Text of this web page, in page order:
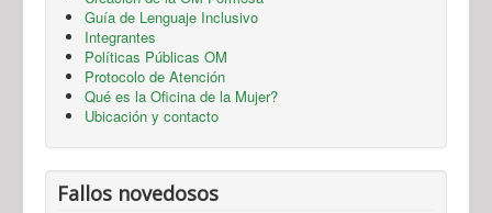
Guía de Lenguaje Inclusivo
Integrantes
Políticas Públicas OM
Protocolo de Atención
Qué es la Oficina de la Mujer?
Ubicación y contacto
Fallos novedosos